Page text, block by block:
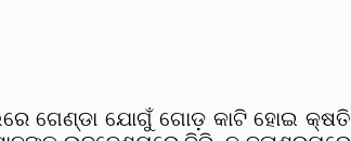
ଗେଣ୍ଡା ଯୋଗୁଁ ଗୋଡ଼ କାଟି ହୋଇ କ୍ଷତି